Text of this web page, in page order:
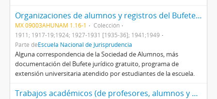
Organizaciones de alumnos y registros del Bufete Gratuito
MX 09003AHUNAM 1.16-1
Colección
1911; 1917-19;1924; 1927-1931 [1935-36]; 1941;1949
Parte deEscuela Nacional de Jurisprudencia
Alguna correspondencia de la Sociedad de Alumnos, más
documentación del Bufete jurídico gratuito, programa de
extensión universitaria atendido por estudiantes de la escuela.
Trabajos académicos (de profesores, alumnos y externos)